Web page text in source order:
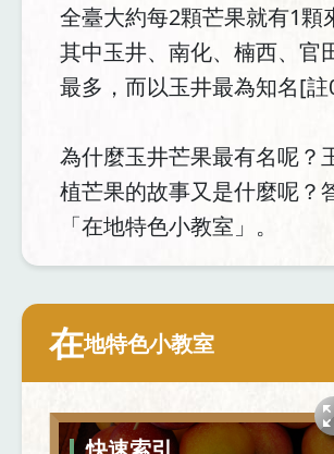
全臺大約每2顆芒果就有1顆
其中玉井、南化、楠西、官
最多，而以玉井最為知名[註
為什麼玉井芒果最有名呢？
植芒果的故事又是什麼呢？
「在地特色小教室」。
在地特色小教室